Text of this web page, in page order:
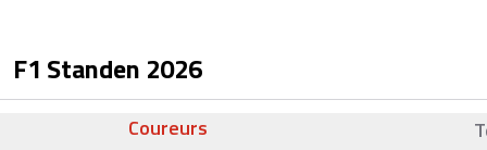
F1 Standen 2026
Coureurs